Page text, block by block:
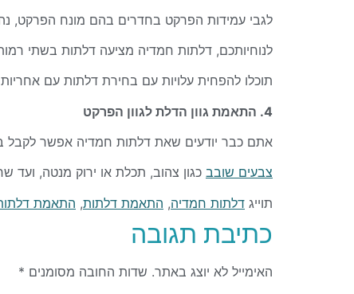
לגבי עמידות הפרקט בחדרים בהם מונח הפרקט,
לנוחיותכם, דלתות חמדיה מציעה דלתות בשתי
תוכלו להפחית עלויות עם בחירת דלתות עם
4. התאמת גוון הדלת לגוון הפרקט
אתם כבר יודעים שאת דלתות חמדיה אפשר לקבל
צבעים שובב כגון צהוב, תכלת או ירוק מנטה, ועד
תוייג דלתות חמדיה, התאמת דלתות, התאמת
כתיבת תגובה
האימייל לא יוצג באתר. שדות החובה מסומנים *